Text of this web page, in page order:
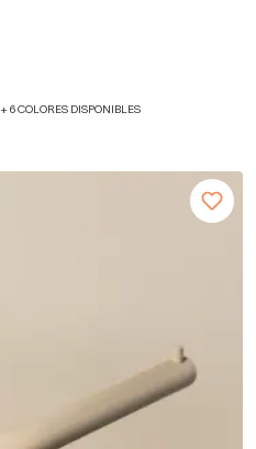
+ 6 COLORES DISPONIBLES